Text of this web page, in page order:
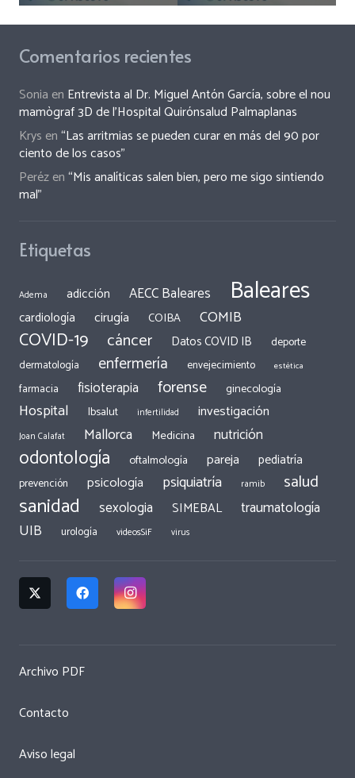
Comentarios recientes
Sonia en Entrevista al Dr. Miguel Antón García, sobre el nou
mamògraf 3D de l’Hospital Quirónsalud Palmaplanas
Krys en“Las arritmias se pueden curar en más del 90 por
ciento de los casos”
Perézen“Mis analíticas salen bien, pero me sigo sintiendo
mal”
Etiquetas
Adema adicción AECC Baleares Baleares
cardiología cirugía COIBA COMIB
COVID-19 cáncer Datos COVID IB
deporte
dermatología
enfermería envejecimiento estética
farmacia fisioterapia forense ginecología
Hospital Ibsalut infertilidad investigación
Joan Calafat Mallorca Medicina nutrición
odontología oftalmología pareja pediatría
prevención psicología psiquiatría ramib salud
sanidad sexologia SIMEBAL traumatología
UIB urología videosSiF virus
Archivo PDF
Contacto
Aviso legal